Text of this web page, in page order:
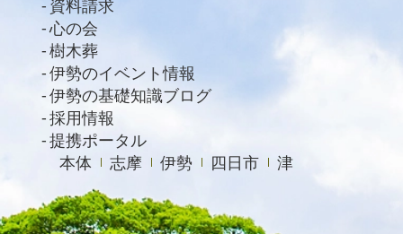
2020年11月
2020年10月
2020年9月
2020年8月
2020年7月
2020年6月
2020年4月
資料請求
心の会
樹木葬
伊勢のイベント情報
伊勢の基礎知識ブログ
採用情報
提携ポータル
本体
志摩 伊勢 四日市 津